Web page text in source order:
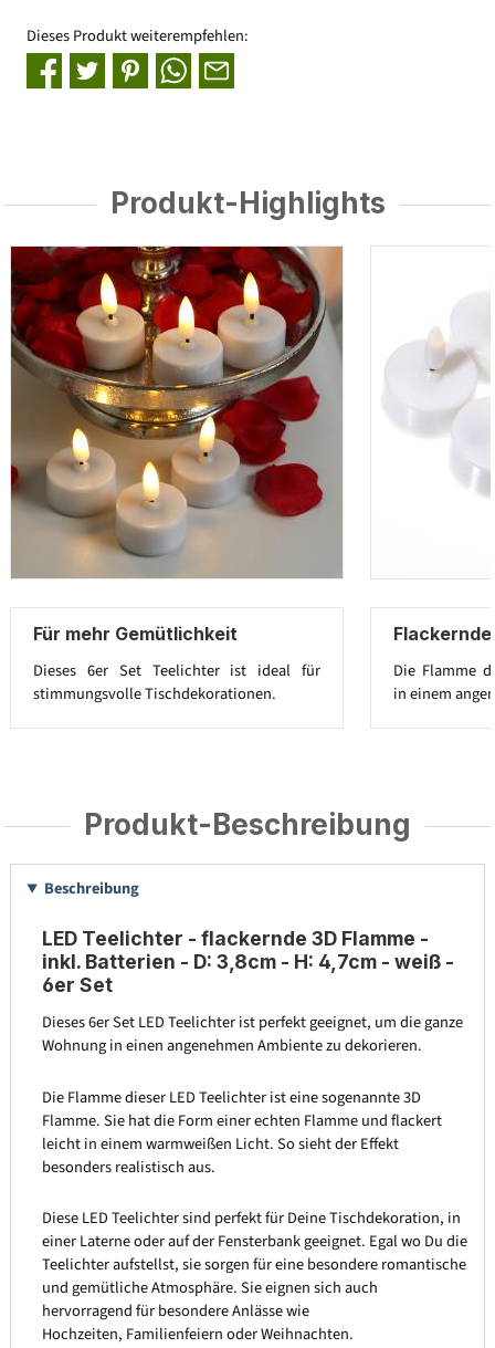
Dieses Produkt weiterempfehlen:
Produkt-Highlights
Für mehr Gemütlichkeit
Dieses 6er Set Teelichter ist ideal für
stimmungsvolle Tischdekorationen.
Flackernde
Die Flamme
in einem
Produkt-Beschreibung
Beschreibung
LED Teelichter - flackernde 3D Flamme -
inkl. Batterien - D: 3,8cm - H: 4,7cm - weiß -
6er Set
Dieses 6er Set LED Teelichter ist perfekt geeignet, um die ganze
Wohnung in einen angenehmen Ambiente zu dekorieren.
Die Flamme dieser LED Teelichter ist eine sogenannte 3D
Flamme. Sie hat die Form einer echten Flamme und flackert
leicht in einem warmweißen Licht. So sieht der Effekt
besonders realistisch aus.
Diese LED Teelichter sind perfekt für Deine Tischdekoration, in
einer Laterne oder auf der Fensterbank geeignet. Egal wo Du die
Teelichter aufstellst, sie sorgen für eine besondere romantische
und gemütliche Atmosphäre. Sie eignen sich auch
hervorragend für besondere Anlässe wie
Hochzeiten, Familienfeiern oder Weihnachten.